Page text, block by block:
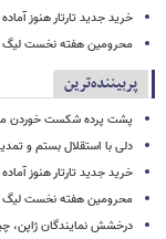
خرید جدید تارتار هنوز
محرومین هفته نخست لیگ
پربیننده‌ترین
پشت پرده شکست خوردن
دلی با استقلال بستم و
خرید جدید تارتار هنوز
محرومین هفته نخست لیگ
درخشش نمایندگان ژاپن،